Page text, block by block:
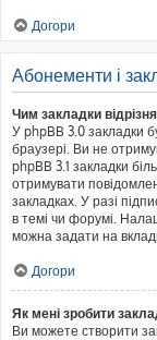
Догори
Абонементи і
Чим закладки
У phpBB 3.0 закладки
браузері. Ви не
phpBB 3.1 закладки
отримувати
закладках. У разі
в темі чи форумі.
можна задати на
Догори
Як мені зробити
Ви можете створити